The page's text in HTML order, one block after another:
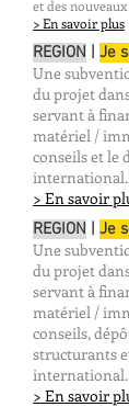
et des
> En savoir plus
REGION Je
Une
du projet
servant à
matériel /
conseils et le
> En savoir
REGION Je
Une
du projet
servant à
matériel /
conseils,
structurants
international.
> En savoir